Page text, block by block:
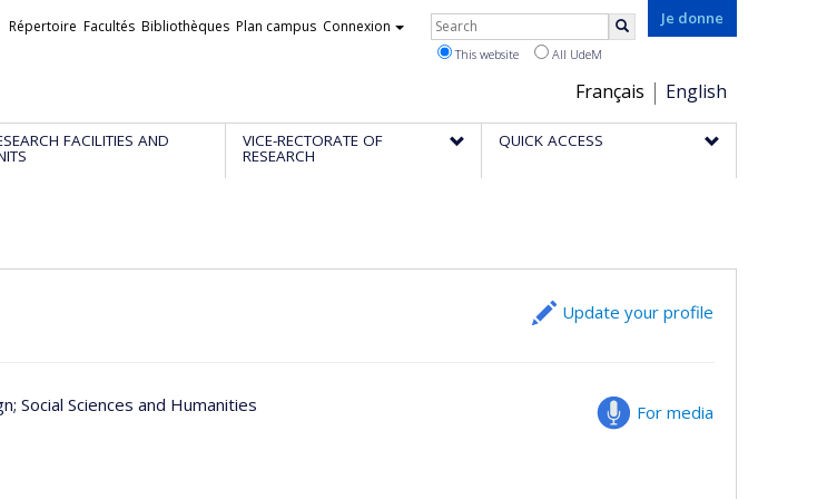
Je donne
Choix
de
la
Français English
Liens
Répertoire Facultés Bibliothèques Plan campus Connexion Rechercher
This website All UdeM
FACILITIES AND VICE-RECTORATE OF
RESEARCH
QUICK ACCESS
Update your profile
For media
; Social Sciences and Humanities